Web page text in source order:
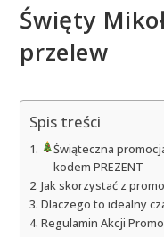
Święty
przelew
Spis treści
Świąteczna
kodem PREZENT
Jak skorzystać z
Dlaczego to idealny
Regulamin Akcji